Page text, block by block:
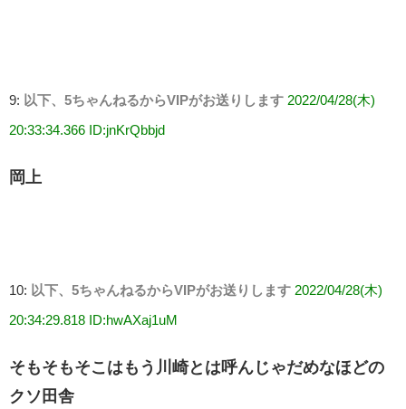
9: 以下、5ちゃんねるからVIPがお送りします 2022/04/28(木)
20:33:34.366 ID:jnKrQbbjd
岡上
10: 以下、5ちゃんねるからVIPがお送りします 2022/04/28(木)
20:34:29.818 ID:hwAXaj1uM
そもそもそこはもう川崎とは呼んじゃだめなほどの
クソ田舎